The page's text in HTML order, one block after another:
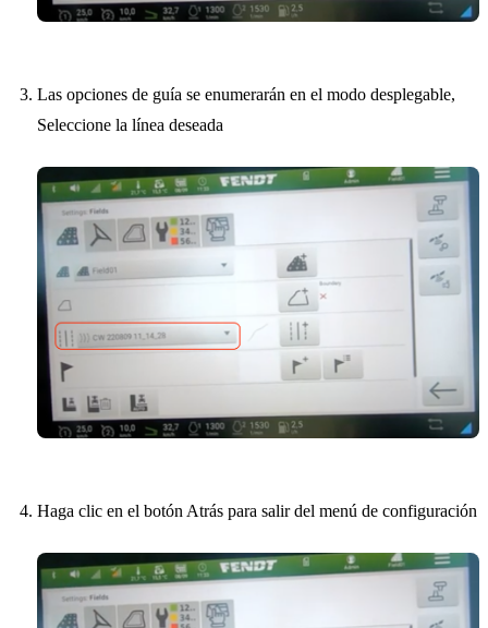
Las opciones de guía se enumerarán en el modo desplegable,
Seleccione la línea deseada
Haga clic en el botón Atrás para salir del menú de configuración